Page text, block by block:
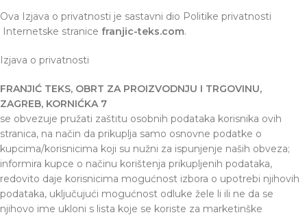
Ova Izjava o privatnosti je sastavni dio Politike privatnosti
Internetske stranice franjic-teks.com.
Izjava o privatnosti
FRANJIĆ TEKS, OBRT ZA PROIZVODNJU I TRGOVINU,
ZAGREB, KORNIĆKA 7
se obvezuje pružati zaštitu osobnih podataka korisnika ovih
stranica, na način da prikuplja samo osnovne podatke o
kupcima/korisnicima koji su nužni za ispunjenje naših obveza;
informira kupce o načinu korištenja prikupljenih podataka,
redovito daje korisnicima mogućnost izbora o upotrebi njihovih
podataka, uključujući mogućnost odluke žele li ili ne da se
njihovo ime ukloni s lista koje se koriste za marketinške